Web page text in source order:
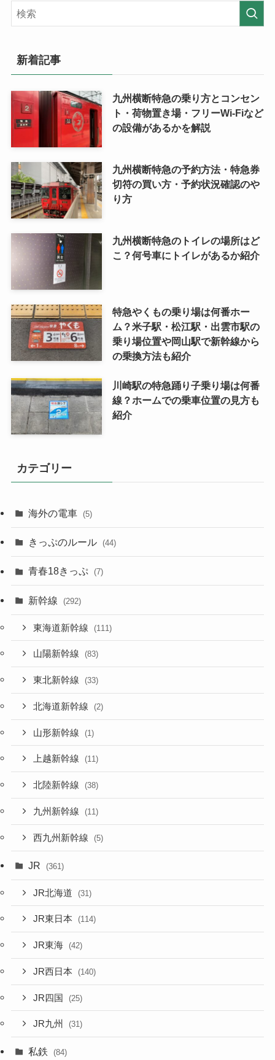
新着記事
九州横断特急の乗り方とコンセン
ト・荷物置き場・フリーWi-Fiなど
の設備があるかを解説
九州横断特急の予約方法・特急券
切符の買い方・予約状況確認のや
り方
九州横断特急のトイレの場所はど
こ？何号車にトイレがあるか紹介
特急やくもの乗り場は何番ホー
ム？米子駅・松江駅・出雲市駅の
乗り場位置や岡山駅で新幹線から
の乗換方法も紹介
川崎駅の特急踊り子乗り場は何番
線？ホームでの乗車位置の見方も
紹介
カテゴリー
海外の電車 (5)
きっぷのルール (44)
青春18きっぷ (7)
新幹線 (292)
東海道新幹線 (111)
山陽新幹線 (83)
東北新幹線 (33)
北海道新幹線 (2)
山形新幹線 (1)
上越新幹線 (11)
北陸新幹線 (38)
九州新幹線 (11)
西九州新幹線 (5)
JR (361)
JR北海道 (31)
JR東日本 (114)
JR東海 (42)
JR西日本 (140)
JR四国 (25)
JR九州 (31)
私鉄 (84)